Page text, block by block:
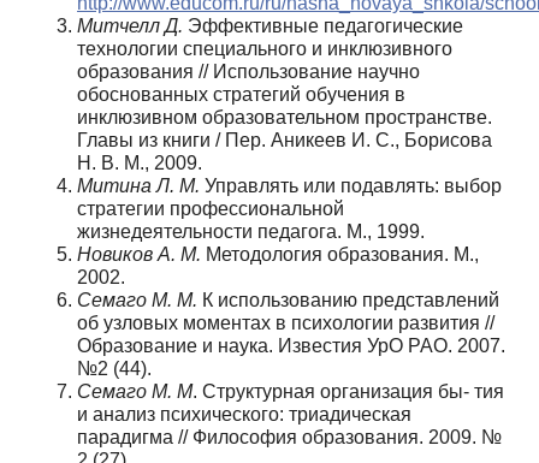
Митчелл Д. Эффективные педагогические
технологии специального и инклюзивного
образования // Использование научно
обоснованных стратегий обучения в
инклюзивном образовательном пространстве.
Главы из книги / Пер. Аникеев И. С., Борисова
Н. В. М., 2009.
Митина Л. М. Управлять или подавлять: выбор
стратегии профессиональной
жизнедеятельности педагога. М., 1999.
Новиков А. М. Методология образования. М.,
2002.
Семаго М. М. К использованию представлений
об узловых моментах в психологии развития //
Образование и наука. Известия УрО РАО. 2007.
№2 (44).
Семаго М. М. Структурная организация бы- тия
и анализ психического: триадическая
парадигма // Философия образования. 2009. №